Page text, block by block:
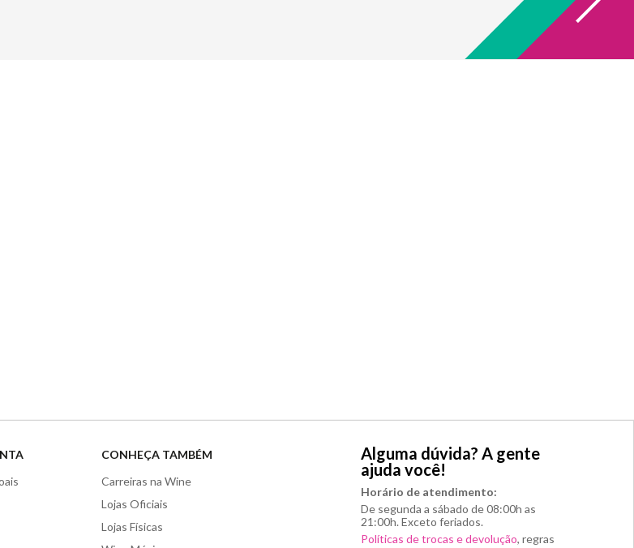
CONHEÇA TAMBÉM
Carreiras na Wine
Lojas Oficiais
Lojas Físicas
Alguma dúvida? A gente
ajuda você!
Horário de atendimento:
De segunda a sábado de 08:00h as
21:00h. Exceto feriados.
Políticas de trocas e devolução, regras